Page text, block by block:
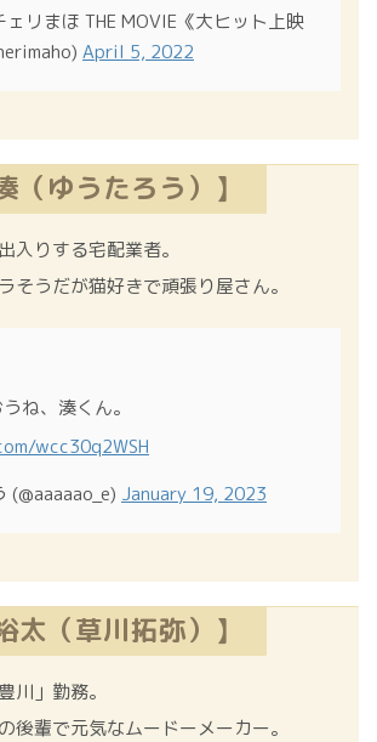
リまほ THE MOVIE《大ヒット上映
April 5, 2022
（ゆうたろう）】
入りする宅配業者。
そうだが猫好きで頑張り屋さん。
ね、湊くん。
wcc30q2WSH
January 19, 2023
太（草川拓弥）】
川」勤務。
後輩で元気なムードーメーカー。